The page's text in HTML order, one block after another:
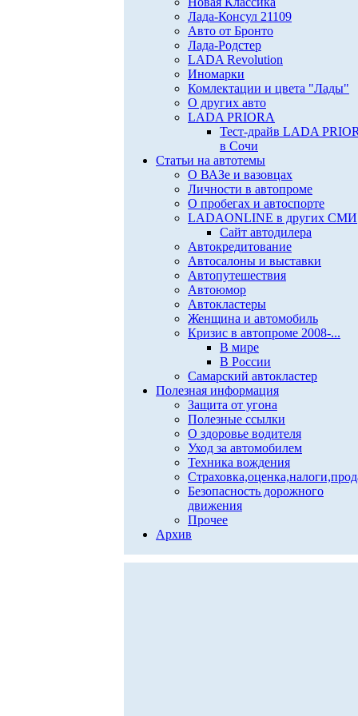
Лада-Консул 21109
Авто от Бронто
Лада-Родстер
LADA Revolution
Иномарки
Комлектации и цвета "Лады"
О других авто
LADA PRIORA
Тест-драйв LADA
в Сочи
Статьи на автотемы
О ВАЗе и вазовцах
Личности в автопроме
О пробегах и автоспорте
LADAONLINE в других СМИ
Сайт автодилера
Автокредитование
Автосалоны и выставки
Автопутешествия
Автоюмор
Автокластеры
Женщина и автомобиль
Кризис в автопроме 2008-...
В мире
В России
Самарский автокластер
Полезная информация
Защита от угона
Полезные ссылки
О здоровье водителя
Уход за автомобилем
Техника вождения
Безопасность дорожного
движения
Прочее
Архив